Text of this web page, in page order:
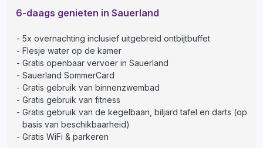
6-daags genieten in Sauerland
5x overnachting inclusief uitgebreid ontbijtbuffet
Flesje water op de kamer
Gratis openbaar vervoer in Sauerland
Sauerland SommerCard
Gratis gebruik van binnenzwembad
Gratis gebruik van fitness
Gratis gebruik van de kegelbaan, biljard tafel en darts (op
basis van beschikbaarheid)
Gratis WiFi & parkeren